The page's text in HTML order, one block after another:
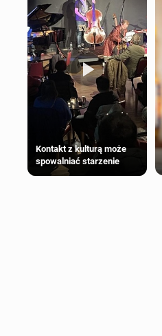
Kontakt z kulturą może
spowalniać starzenie